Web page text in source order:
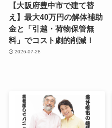
【大阪府豊中市で建て替
え】最大40万円の解体補助
金と「引越・荷物保管無
料」でコスト劇的削減！
2026-07-28